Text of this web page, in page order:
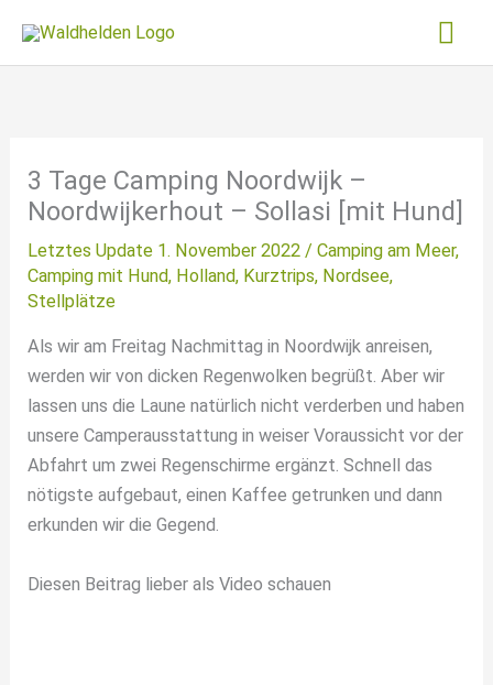
Inhalt
springen
3 Tage Camping Noordwijk –
Noordwijkerhout – Sollasi [mit Hund]
Letztes Update 1. November 2022 /Camping am Meer,
Camping mit Hund, Holland, Kurztrips, Nordsee,
Stellplätze
Als wir am Freitag Nachmittag in Noordwijk anreisen,
werden wir von dicken Regenwolken begrüßt. Aber wir
lassen uns die Laune natürlich nicht verderben und haben
unsere Camperausstattung in weiser Voraussicht vor der
Abfahrt um zwei Regenschirme ergänzt. Schnell das
nötigste aufgebaut, einen Kaffee getrunken und dann
erkunden wir die Gegend.
Diesen Beitrag lieber als Video schauen